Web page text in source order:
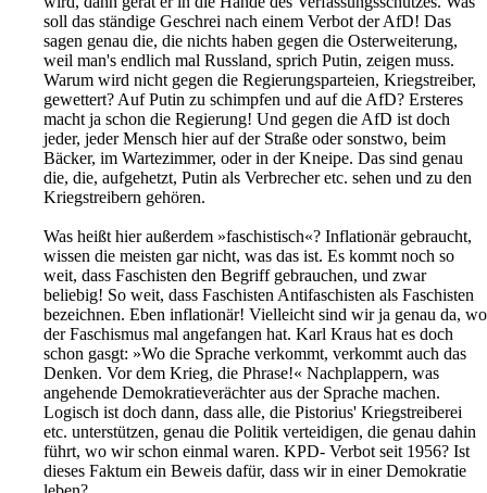
soll das ständige Geschrei nach einem Verbot der AfD! Das
sagen genau die, die nichts haben gegen die Osterweiterung,
weil man's endlich mal Russland, sprich Putin, zeigen muss.
Warum wird nicht gegen die Regierungsparteien, Kriegstreiber,
gewettert? Auf Putin zu schimpfen und auf die AfD? Ersteres
macht ja schon die Regierung! Und gegen die AfD ist doch
jeder, jeder Mensch hier auf der Straße oder sonstwo, beim
Bäcker, im Wartezimmer, oder in der Kneipe. Das sind genau
die, die, aufgehetzt, Putin als Verbrecher etc. sehen und zu den
Kriegstreibern gehören.
Was heißt hier außerdem »faschistisch«? Inflationär gebraucht,
wissen die meisten gar nicht, was das ist. Es kommt noch so
weit, dass Faschisten den Begriff gebrauchen, und zwar
beliebig! So weit, dass Faschisten Antifaschisten als Faschisten
bezeichnen. Eben inflationär! Vielleicht sind wir ja genau da, wo
der Faschismus mal angefangen hat. Karl Kraus hat es doch
schon gasgt: »Wo die Sprache verkommt, verkommt auch das
Denken. Vor dem Krieg, die Phrase!« Nachplappern, was
angehende Demokratieverächter aus der Sprache machen.
Logisch ist doch dann, dass alle, die Pistorius' Kriegstreiberei
etc. unterstützen, genau die Politik verteidigen, die genau dahin
führt, wo wir schon einmal waren. KPD- Verbot seit 1956? Ist
dieses Faktum ein Beweis dafür, dass wir in einer Demokratie